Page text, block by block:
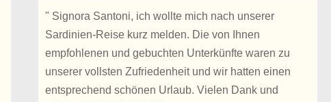
" Signora Santoni, ich wollte mich nach unserer
Sardinien-Reise kurz melden. Die von Ihnen
empfohlenen und gebuchten Unterkünfte waren zu
unserer vollsten Zufriedenheit und wir hatten einen
entsprechend schönen Urlaub. Vielen Dank und